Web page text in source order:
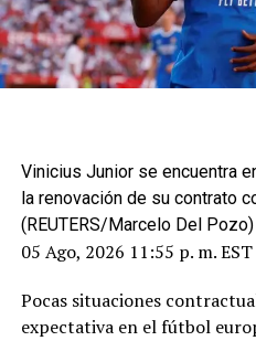
Vinicius Junior se encuentra
la renovación de su contrato
(REUTERS/Marcelo Del Pozo)
05 Ago, 2026 11:55 p. m. EST
Pocas situaciones
expectativa en el fútbol